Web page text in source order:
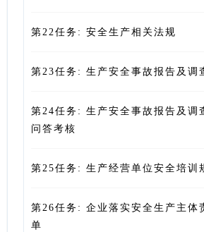
第22任务: 安全生产相关法规
第23任务: 生产安全事故报告及调
第24任务: 生产安全事故报告及调
问答考核
第25任务: 生产经营单位安全培训
第26任务: 企业落实安全生产主体
单